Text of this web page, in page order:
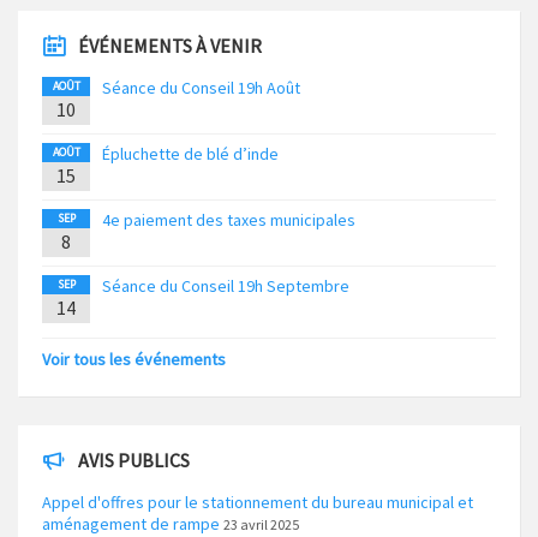
ÉVÉNEMENTS À VENIR
AOÛT
10
Séance du Conseil 19h Août
AOÛT
15
Épluchette de blé d’inde
SEP
8
4e paiement des taxes municipales
SEP
14
Séance du Conseil 19h Septembre
Voir tous les événements
AVIS PUBLICS
Appel d'offres pour le stationnement du bureau municipal et
aménagement de rampe 23 avril 2025